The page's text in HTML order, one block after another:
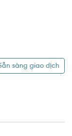
sàng giao dịch